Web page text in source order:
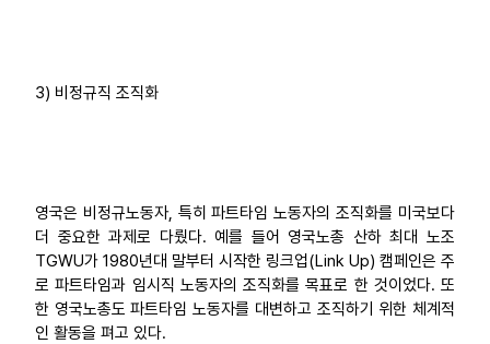
3) 비정규직 조직화
영국은 비정규노동자, 특히 파트타임 노동자의 조직화를 미국보다
더 중요한 과제로 다뤘다. 예를 들어 영국노총 산하 최대 노조
TGWU가 1980년대 말부터 시작한 링크업(Link Up) 캠페인은 주
로 파트타임과 임시직 노동자의 조직화를 목표로 한 것이었다. 또
한 영국노총도 파트타임 노동자를 대변하고 조직하기 위한 체계적
인 활동을 펴고 있다.